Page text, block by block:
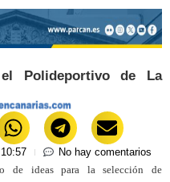
Polideportivo de La
10:57
No hay comentarios
de ideas para la selección de